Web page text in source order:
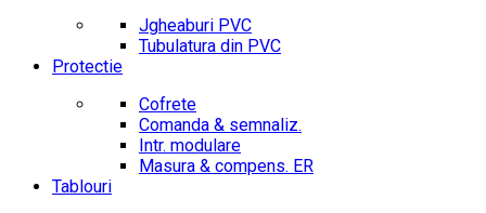
Jgheaburi PVC
Tubulatura din PVC
Protectie
Cofrete
Comanda & semnaliz.
Intr. modulare
Masura & compens. ER
Tablouri